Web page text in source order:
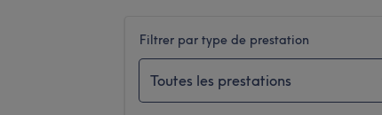
Filtrer par type de prestation
Toutes les prestations